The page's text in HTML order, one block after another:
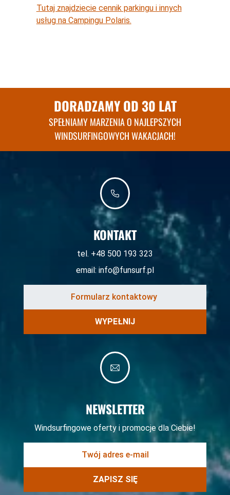
Tutaj znajdziecie cennik parkingu i innych
usług na Campingu Polaris.
DORADZAMY OD 30 LAT
SPEŁNIAMY MARZENIA O NAJLEPSZYCH
WINDSURFINGOWYCH WAKACJACH!
KONTAKT
tel. +48 500 193 323
email: info@funsurf.pl
WYPEŁNIJ
NEWSLETTER
Windsurfingowe oferty i promocje dla Ciebie!
ZAPISZ SIĘ